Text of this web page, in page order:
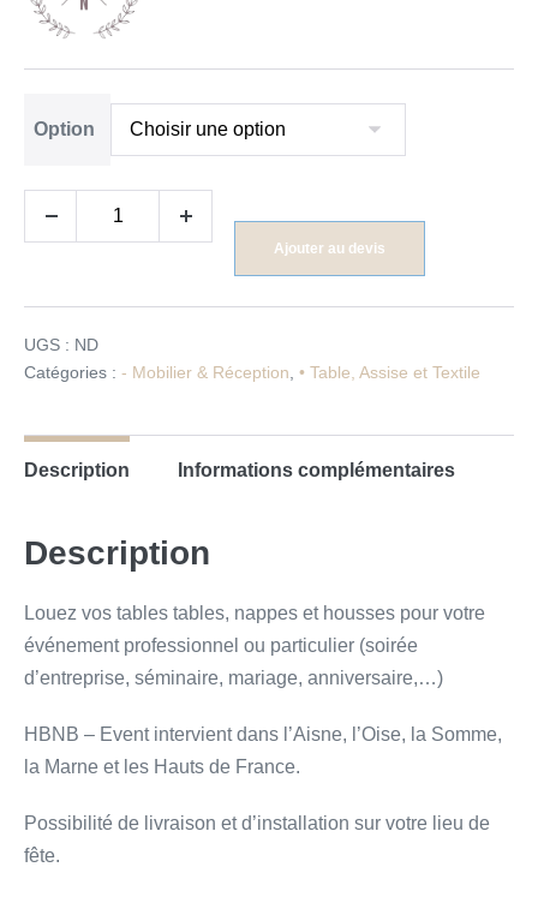
Option
Ajouter au devis
UGS : ND
Catégories : - Mobilier & Réception, • Table, Assise et Textile
Description Informations complémentaires
Description
Louez vos tables tables, nappes et housses pour votre
événement professionnel ou particulier (soirée
d’entreprise, séminaire, mariage, anniversaire,…)
HBNB – Event intervient dans l’Aisne, l’Oise, la Somme,
la Marne et les Hauts de France.
Possibilité de livraison et d’installation sur votre lieu de
fête.